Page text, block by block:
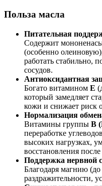
Польза масла
Питательная
Содержит
(особенно
работать стабильно,
сосудов.
Антиоксидантная
Богато витамином E
который замедляет
кожи и снижает риск
Нормализация
Витамины группы B
переработке
высоких нагрузках,
восстановления
Поддержка нервной
Благодаря магнию
раздражительности,